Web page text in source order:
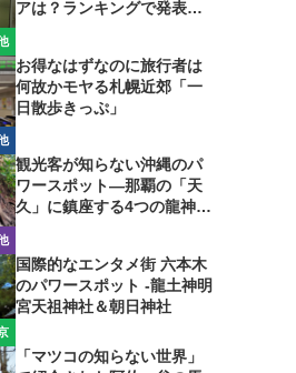
アは？ランキングで発表し
お得なはずなのに旅行者は
何故かモヤる札幌近郊「一
日散歩きっぷ」
観光客が知らない沖縄のパ
ワースポット―那覇の「天
久」に鎮座する4つの龍神の
国際的なエンタメ街 六本木
のパワースポット -龍土神明
宮天祖神社＆朝日神社
「マツコの知らない世界」